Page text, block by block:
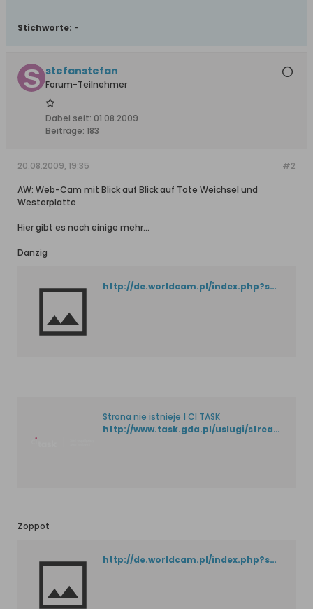
Stichworte: -
stefanstefan
Forum-Teilnehmer
Dabei seit: 01.08.2009
Beiträge: 183
#2
20.08.2009, 19:35
AW: Web-Cam mit Blick auf Blick auf Tote Weichsel und
Westerplatte
Hier gibt es noch einige mehr...
Danzig
http://de.worldcam.pl/index.php?s=szukaj&szukany=Gdansk
Strona nie istnieje | CI TASK
http://www.task.gda.pl/uslugi/stream/
Zoppot
http://de.worldcam.pl/index.php?s=szukaj&szukany=sopot